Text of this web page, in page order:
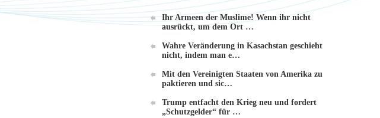
Ihr Armeen der Muslime! Wenn ihr nicht
ausrückt, um dem Ort …
Wahre Veränderung in Kasachstan geschieht
nicht, indem man e…
Mit den Vereinigten Staaten von Amerika zu
paktieren und sic…
Trump entfacht den Krieg neu und fordert
„Schutzgelder“ für …